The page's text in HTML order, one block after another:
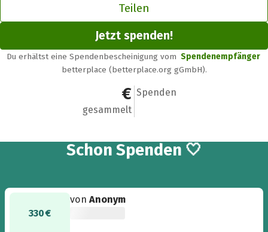
Teilen
Jetzt spenden!
Du erhältst eine Spendenbescheinigung vom Spendenempfänger
betterplace (betterplace.org gGmbH).
560 €
gesammelt
7
Spenden
Schon 7
Spenden 🤍
330 €
vonAnonym